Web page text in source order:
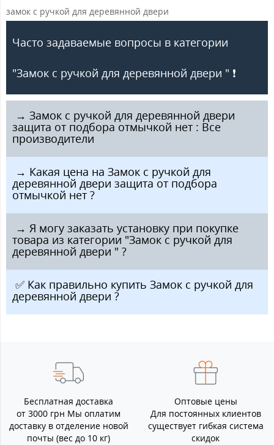
замок с ручкой для деревянной двери
Часто задаваемые вопросы в категории
"Замок с ручкой для деревянной двери " ❗️
️ → Замок с ручкой для деревянной двери
защита от подбора отмычкой нет : Все
производители
️ → Какая цена на Замок с ручкой для
деревянной двери защита от подбора
отмычкой нет ?
️ → Я могу заказать установку при покупке
товара из категории "Замок с ручкой для
деревянной двери " ?
️ ✅ Как правильно купить Замок с ручкой для
деревянной двери ?
Бесплатная доставка
от 3000 грн Мы оплатим
доставку в отделение новой
почты (вес до 10 кг)
Оптовые цены
Для постоянных клиентов
существует гибкая система
скидок